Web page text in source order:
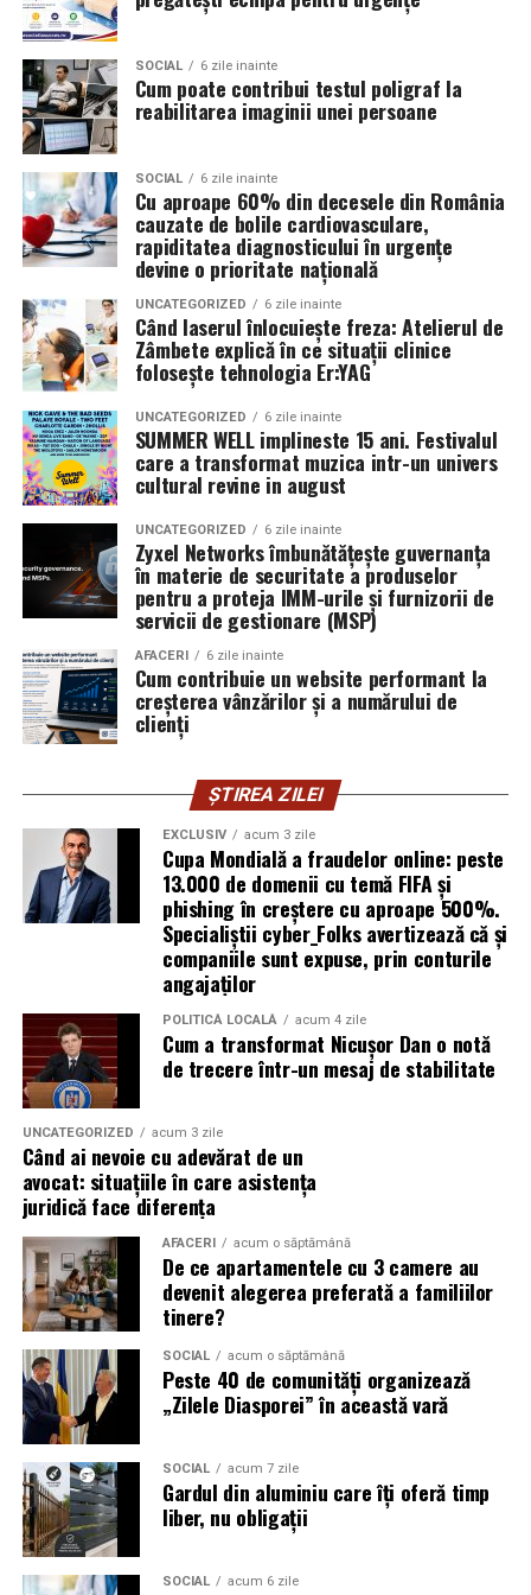
știe, nu doar pentru ce arată în portofoliu.
Patricia Constandacheactivează în vânzări și relații cu
clienții. A pornit de la convingerea că oamenii cumpără
de la oameni, nu de la branduri, iar asta înseamnă că
prezența personală contează la fel de mult ca produsul.
Iuliana Gabriela Enescueste specialist în fotografie si
videografie cu dronă. Știe că domeniul ei este dominat
de bărbați și că vizibilitatea ei ca profesionistă este, în
Isabela Alexandruoferă servicii de consiliere de cuplu
și psihoterapie. Lucrează zilnic cu oameni care încearcă
să se înțeleagă mai bine și crede că autenticitatea
trebuie să înceapă de la ea.
Oana Teslarueste consultant financiar și expert în
investiții imobiliare. A ales să fie prezentă cu vocea ei
într-un domeniu în care credibilitatea se construiește
greu și se pierde repede.
Mirela Iacobvinde cosmetice naturale și lucrează cu
femei care vor produse în care au încredere. Prezența ei
publică este, pentru clientele ei, primul semn că brandul
ei e real.
antreprenori care vor să ia decizii mai aliniate cu ce sunt
ei cu adevărat. Alege să fie vizibilă pentru că domeniul ei
câștigă credibilitate prin oameni, nu prin concepte.
Mihaela Antocheactivează în nutriție și sănătate.
Crede că informația corectă ajunge la oamenii potriviți
doar atunci când vine de la o sursă cu chip și nume.
De ce contează vizibilitatea, nu
doar activitatea
Campania „Aleg să fiu vizibilă” (
este doar despre fotografie. Este despre o decizie pe
care fiecare dintre aceste femei a luat-o conștient: să nu
mai lase calitatea muncii lor să rămână un secret bine
păzit.
România are sute de mii de femei antreprenor. Mulți
dintre cei care ar beneficia de serviciile lor nu le cunosc,
nu pentru că nu le caută, ci pentru că nu le găsesc.
Vizibilitatea profesională nu este vanitate. Este o parte
din afacere.
Asociația Antreprenoare.ro a construit, prin această
campanie, o arhivă de povești reale. Toate participantele
din prima rundă vor apărea pe prima pagină a
antreprenoare.rotimp de un an.
SOCIAL 6 zile inainte
Cum poate contribui testul poligraf la
reabilitarea imaginii unei persoane
SOCIAL 6 zile inainte
Cu aproape 60% din decesele din România
cauzate de bolile cardiovasculare,
rapiditatea diagnosticului în urgențe
devine o prioritate națională
UNCATEGORIZED 6 zile inainte
Când laserul înlocuiește freza: Atelierul de
Zâmbete explică în ce situații clinice
folosește tehnologia Er:YAG
UNCATEGORIZED 6 zile inainte
SUMMER WELL implineste 15 ani. Festivalul
care a transformat muzica intr-un univers
cultural revine in august
UNCATEGORIZED 6 zile inainte
Zyxel Networks îmbunătățește guvernanța
în materie de securitate a produselor
pentru a proteja IMM-urile și furnizorii de
servicii de gestionare (MSP)
AFACERI 6 zile inainte
Cum contribuie un website performant la
creșterea vânzărilor și a numărului de
clienți
ȘTIREA ZILEI
EXCLUSIV acum 3 zile
Cupa Mondială a fraudelor online: peste
13.000 de domenii cu temă FIFA și
phishing în creștere cu aproape 500%.
Specialiștii cyber_Folks avertizează că și
companiile sunt expuse, prin conturile
angajaților
POLITICĂ LOCALĂ acum 4 zile
Cum a transformat Nicușor Dan o notă
de trecere într-un mesaj de stabilitate
UNCATEGORIZED acum 3 zile
Când ai nevoie cu adevărat de un
avocat: situațiile în care asistența
juridică face diferența
AFACERI acum o săptămână
De ce apartamentele cu 3 camere au
devenit alegerea preferată a familiilor
tinere?
SOCIAL acum o săptămână
Peste 40 de comunități organizează
„Zilele Diasporei” în această vară
SOCIAL acum 7 zile
Gardul din aluminiu care îți oferă timp
liber, nu obligații
SOCIAL acum 6 zile